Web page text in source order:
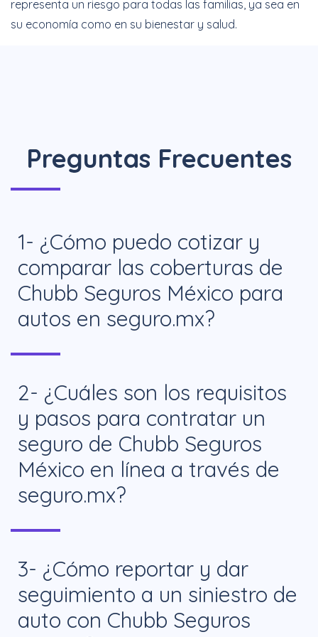
representa un riesgo para todas las familias, ya sea en
su economía como en su bienestar y salud.
Preguntas Frecuentes
1- ¿Cómo puedo cotizar y
comparar las coberturas de
Chubb Seguros México para
autos en seguro.mx?
entre más de 20 aseguradoras,
incluyendo Chubb Seguros México.
2- ¿Cuáles son los requisitos
y pasos para contratar un
seguro de Chubb Seguros
México en línea a través de
seguro.mx?
en México y contar con INE, RFC y
comprobante de domicilio (no mayor a 3
meses). Ingresa tus datos, compara
3- ¿Cómo reportar y dar
seguimiento a un siniestro de
auto con Chubb Seguros